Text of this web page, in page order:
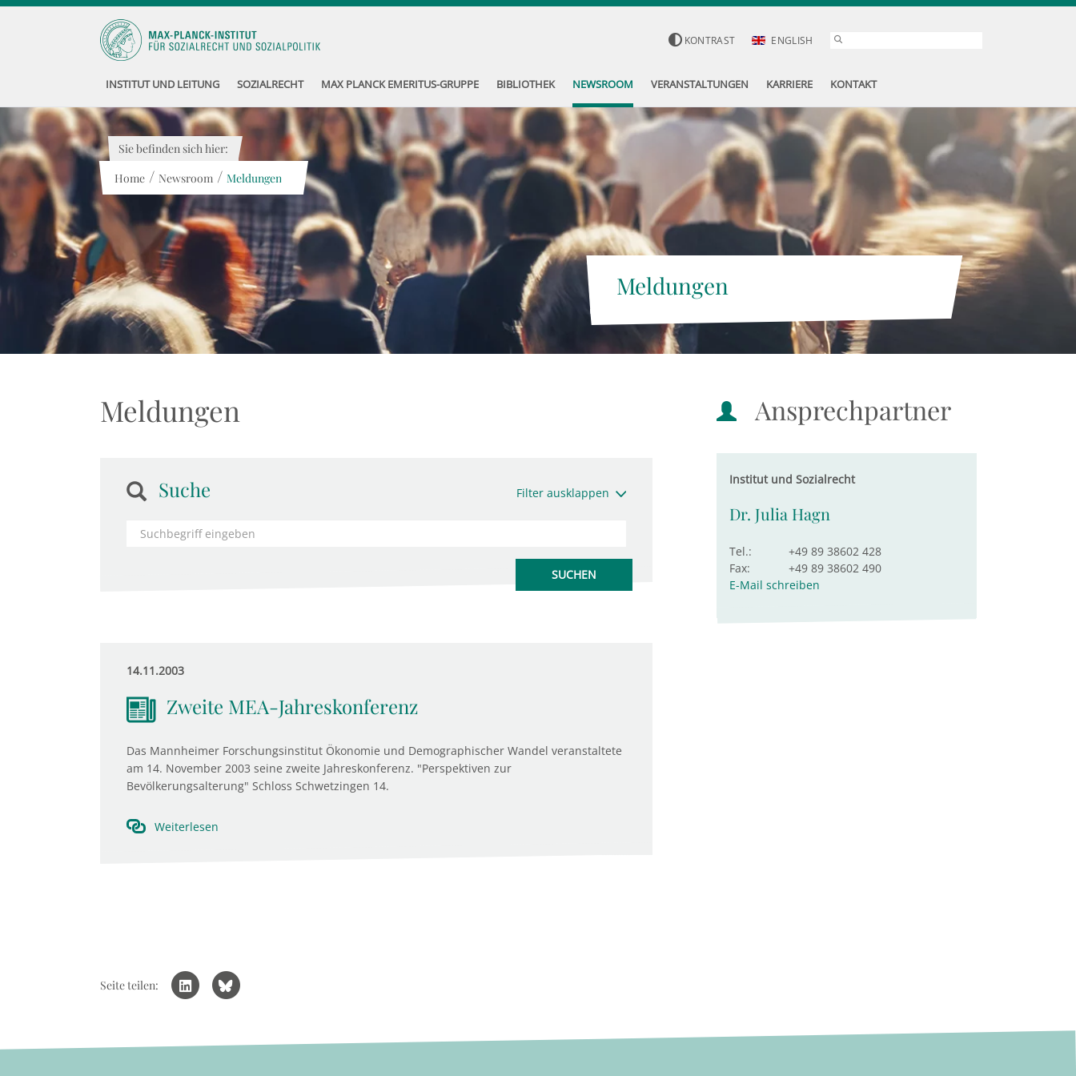
KONTRAST ENGLISH
INSTITUT UND LEITUNG SOZIALRECHT MAX PLANCK EMERITUS-GRUPPE BIBLIOTHEK NEWSROOM VERANSTALTUNGEN KARRIERE KONTAKT
Meldungen
Sie befinden sich hier:
Home / Newsroom / Meldungen
Meldungen
Suche Filter ausklappen
14.11.2003
Zweite MEA-Jahreskonferenz
Das Mannheimer Forschungsinstitut Ökonomie und Demographischer Wandel veranstaltete
am 14. November 2003 seine zweite Jahreskonferenz. "Perspektiven zur
Bevölkerungsalterung" Schloss Schwetzingen 14.
Weiterlesen
Ansprechpartner
Institut und Sozialrecht
Dr. Julia Hagn
Tel.:
+49 89 38602 428
Fax:
+49 89 38602 490
E-Mail schreiben
Seite teilen: